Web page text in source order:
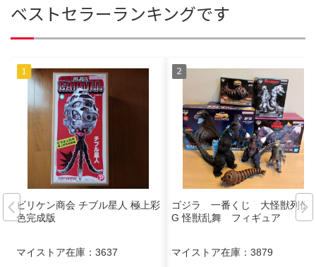
ベストセラーランキングです
ビリケン商会 チブル星人 極上彩
色完成版
マイストア在庫： 3637
ゴジラ 一番くじ 大怪獣列伝
G 怪獣乱舞 フィギュア
マイストア在庫： 3879